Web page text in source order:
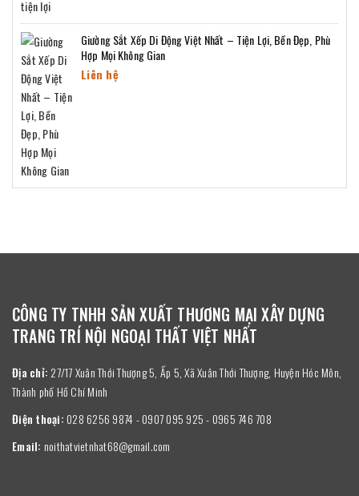
Giường Sắt Xếp Di Động Việt Nhất – Tiện Lợi, Bền Đẹp, Phù
Hợp Mọi Không Gian
Liên hệ
CÔNG TY TNHH SẢN XUẤT THƯƠNG MẠI XÂY DỰNG
TRANG TRÍ NỘI NGOẠI THẤT VIỆT NHẤT
Địa chỉ: 27/17 Xuân Thới Thượng 5, Ấp 5, Xã Xuân Thới Thượng, Huyện Hóc Môn,
Thành phố Hồ Chí Minh
Điện thoại: 028 6256 9874 - 0907 095 925 - 0965 746 708
Email: noithatvietnhat68@gmail.com